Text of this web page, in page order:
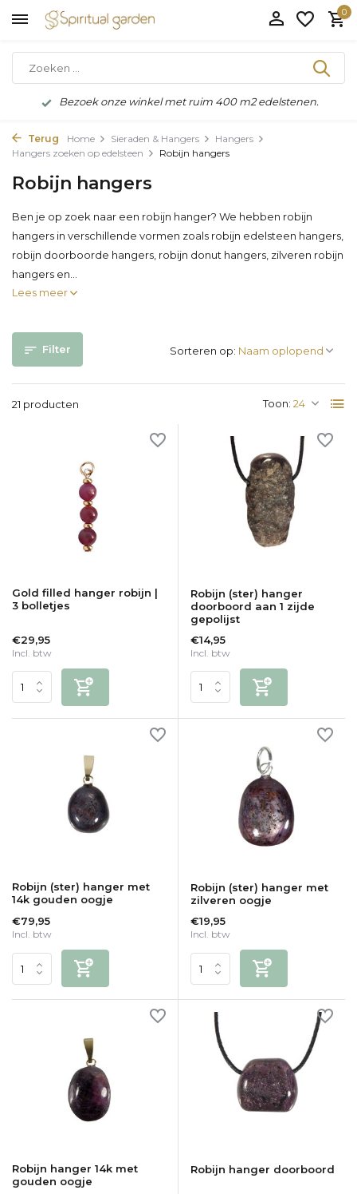
0
Bezoek onze winkel met ruim 400 m2 edelstenen.
Terug Home Sieraden & Hangers
Hangers
Hangers zoeken op edelsteen
Robijn hangers
Robijn hangers
Ben je op zoek naar een robijn hanger? We hebben robijn
hangers in verschillende vormen zoals robijn edelsteen hangers,
robijn doorboorde hangers, robijn donut hangers, zilveren robijn
hangers en...
Lees meer
Filter
21 producten Toon:
Sorteren op:
Gold filled hanger robijn |
3 bolletjes
€29,95
Incl. btw
Robijn (ster) hanger
doorboord aan 1 zijde
gepolijst
€14,95
Incl. btw
Robijn (ster) hanger met
14k gouden oogje
€79,95
Incl. btw
Robijn (ster) hanger met
zilveren oogje
€19,95
Incl. btw
Robijn hanger 14k met
gouden oogje
Robijn hanger doorboord